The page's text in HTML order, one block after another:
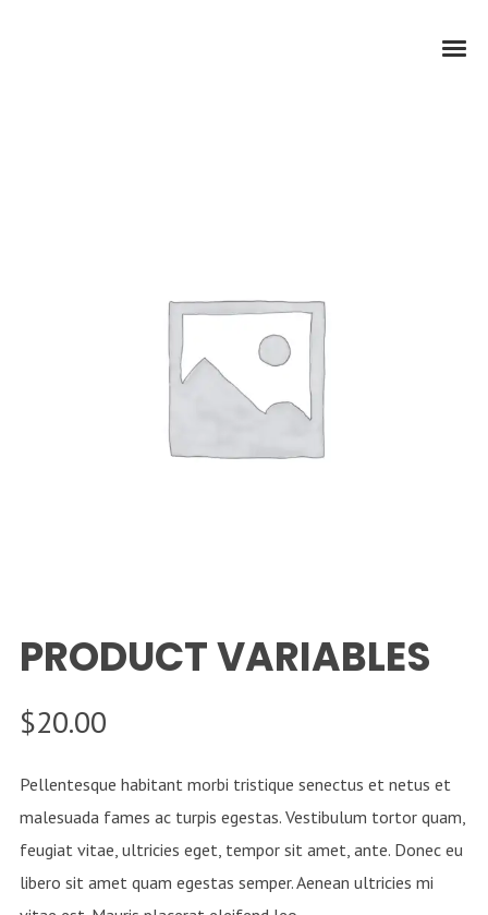
PRODUCT VARIABLES
$20.00
Pellentesque habitant morbi tristique senectus et netus et
malesuada fames ac turpis egestas. Vestibulum tortor quam,
feugiat vitae, ultricies eget, tempor sit amet, ante. Donec eu
libero sit amet quam egestas semper. Aenean ultricies mi